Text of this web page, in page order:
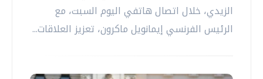
الزيدي، خلال اتصال هاتفي اليوم السبت، مع
الرئيس الفرنسي إيمانويل ماكرون، تعزيز العلاقات...